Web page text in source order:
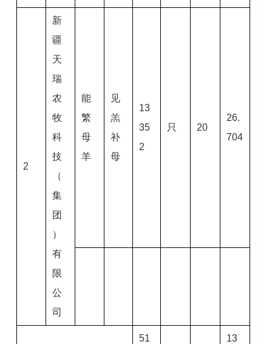
2
新
疆
天
瑞
农
牧
科
技
（
集
团
）
有
限
公
司
能
繁
母
羊
见
羔
补
母
13
35
2
只 20
26.
704
51
13